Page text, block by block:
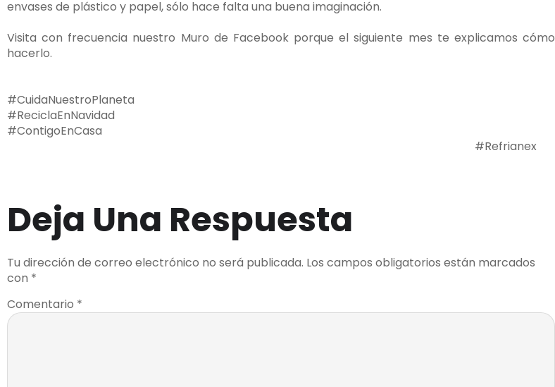
envases de plástico y papel, sólo hace falta una buena imaginación.
Visita con frecuencia nuestro Muro de Facebook porque el siguiente mes te explicamos cómo
hacerlo.
#CuidaNuestroPlaneta
#ReciclaEnNavidad
#ContigoEnCasa
#Refrianex
Deja Una Respuesta
Tu dirección de correo electrónico no será publicada. Los campos obligatorios están marcados
con *
Comentario *